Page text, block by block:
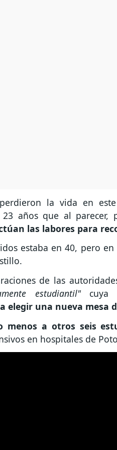
la vida en
años que al parecer,
las labores para
estaba en 40, pero en
de las
estudiantil"cuya
elegir una nueva mesa
menos a otros seis
en hospitales de